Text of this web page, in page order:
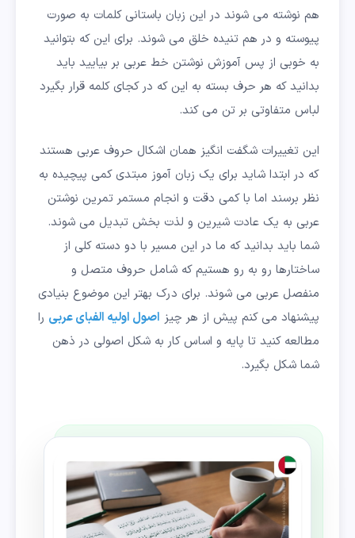
هم نوشته می شوند در این زبان باستانی کلمات به صورت
پیوسته و در هم تنیده خلق می شوند. برای این که بتوانید
به خوبی از پس آموزش نوشتن خط عربی بر بیایید باید
بدانید که هر حرف بسته به این که در کجای کلمه قرار بگیرد
لباس متفاوتی بر تن می کند.
این تغییرات شگفت انگیز همان اشکال حروف عربی هستند
که در ابتدا شاید برای یک زبان آموز مبتدی کمی پیچیده به
نظر برسند اما با کمی دقت و انجام مستمر تمرین نوشتن
عربی به یک عادت شیرین و لذت بخش تبدیل می شوند.
شما باید بدانید که ما در این مسیر با دو دسته کلی از
ساختارها رو به رو هستیم که شامل حروف متصل و
منفصل عربی می شوند. برای درک بهتر این موضوع بنیادی
پیشنهاد می کنم پیش از هر چیز اصول اولیه الفبای عربی را
مطالعه کنید تا پایه و اساس کار به شکل اصولی در ذهن
شما شکل بگیرد.